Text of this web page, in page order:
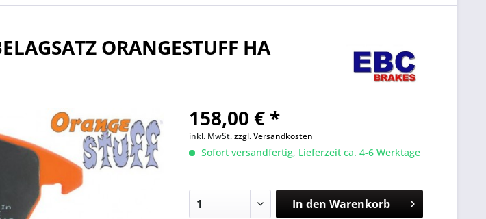
ORANGESTUFF HA
158,00 € *
inkl. MwSt.zzgl. Versandkosten
Sofort versandfertig, Lieferzeit ca. 4-6 Werktage
In den Warenkorb